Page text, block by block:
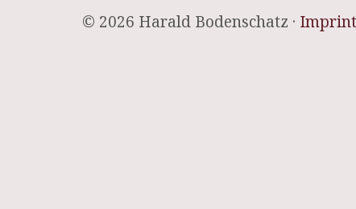
© 2026 Harald Bodenschatz · Imprint